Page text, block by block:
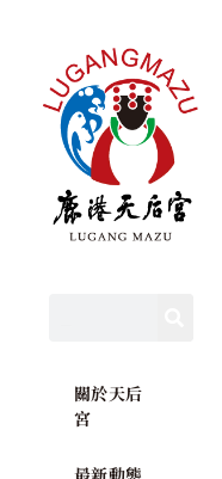
關於天后
宮
最新動態